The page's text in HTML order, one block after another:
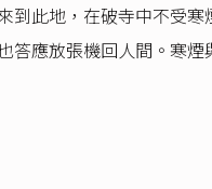
到此地，在破寺中不受
答應放張機回人間。寒